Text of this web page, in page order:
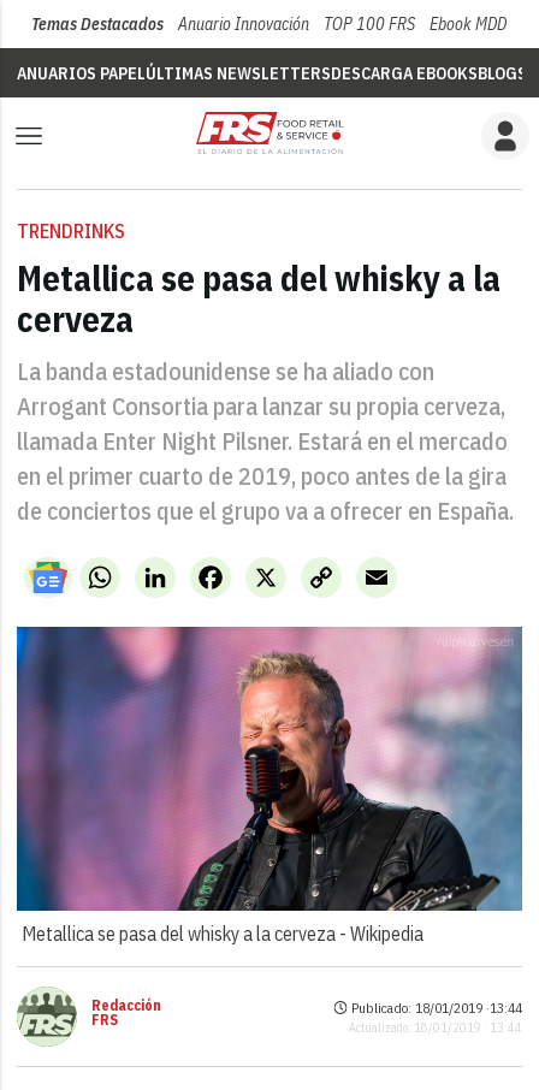
Temas Destacados Anuario Innovación TOP 100 FRS Ebook MDD
ANUARIOS PAPELÚLTIMAS NEWSLETTERSDESCARGA EBOOKSBLOGS
TRENDRINKS
Metallica se pasa del whisky a la
cerveza
La banda estadounidense se ha aliado con
Arrogant Consortia para lanzar su propia cerveza,
llamada Enter Night Pilsner. Estará en el mercado
en el primer cuarto de 2019, poco antes de la gira
de conciertos que el grupo va a ofrecer en España.
WhatsAppLinkedIn X
Facebook
Copy
Link
Email
Metallica se pasa del whisky a la cerveza -Wikipedia
Redacción
FRS
Publicado: 18/01/2019 ·13:44
Actualizado: 18/01/2019 · 13:44